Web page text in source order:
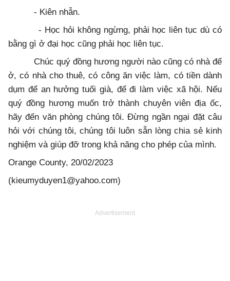
- Kiên nhẫn.
- Học hỏi không ngừng, phải học liên tục dù có
bằng gì ở đại học cũng phải học liên tục.
Chúc quý đồng hương người nào cũng có nhà để
ở, có nhà cho thuê, có công ăn việc làm, có tiền dành
dụm để an hưởng tuổi già, để đi làm việc xã hội. Nếu
quý đồng hương muốn trở thành chuyên viên địa ốc,
hãy đến văn phòng chúng tôi. Đừng ngần ngại đặt câu
hỏi với chúng tôi, chúng tôi luôn sẵn lòng chia sẻ kinh
nghiệm và giúp đỡ trong khả năng cho phép của mình.
Orange County, 20/02/2023
(kieumyduyen1@yahoo.com)
Advertisement